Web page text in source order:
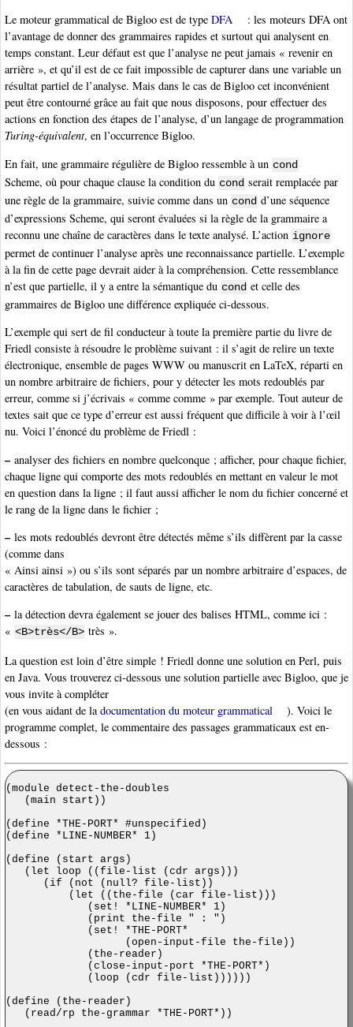
Le moteur grammatical de Bigloo est de type DFA
: les moteurs DFA ont
l’avantage de donner des grammaires rapides et surtout qui analysent en
temps constant. Leur défaut est que l’analyse ne peut jamais « revenir en
arrière », et qu’il est de ce fait impossible de capturer dans une variable un
résultat partiel de l’analyse. Mais dans le cas de Bigloo cet inconvénient
peut être contourné grâce au fait que nous disposons, pour effectuer des
actions en fonction des étapes de l’analyse, d’un langage de programmation
Turing-équivalent, en l’occurrence Bigloo.
En fait, une grammaire régulière de Bigloo ressemble à un cond
Scheme, où pour chaque clause la condition du cond serait remplacée par
une règle de la grammaire, suivie comme dans un cond d’une séquence
d’expressions Scheme, qui seront évaluées si la règle de la grammaire a
reconnu une chaîne de caractères dans le texte analysé. L’action ignore
permet de continuer l’analyse après une reconnaissance partielle. L’exemple
à la fin de cette page devrait aider à la compréhension. Cette ressemblance
n’est que partielle, il y a entre la sémantique du cond et celle des
grammaires de Bigloo une différence expliquée ci-dessous.
L’exemple qui sert de fil conducteur à toute la première partie du livre de
Friedl consiste à résoudre le problème suivant : il s’agit de relire un texte
électronique, ensemble de pages WWW ou manuscrit en LaTeX, réparti en
un nombre arbitraire de fichiers, pour y détecter les mots redoublés par
erreur, comme si j’écrivais « comme comme » par exemple. Tout auteur de
textes sait que ce type d’erreur est aussi fréquent que difficile à voir à l’œil
nu. Voici l’énoncé du problème de Friedl :
–analyser des fichiers en nombre quelconque ; afficher, pour chaque fichier,
chaque ligne qui comporte des mots redoublés en mettant en valeur le mot
en question dans la ligne ; il faut aussi afficher le nom du fichier concerné et
le rang de la ligne dans le fichier ;
–les mots redoublés devront être détectés même s’ils diffèrent par la casse
(comme dans
« Ainsi ainsi ») ou s’ils sont séparés par un nombre arbitraire d’espaces, de
caractères de tabulation, de sauts de ligne, etc.
–la détection devra également se jouer des balises HTML, comme ici :
« <B>très</B> très ».
La question est loin d’être simple ! Friedl donne une solution en Perl, puis
en Java. Vous trouverez ci-dessous une solution partielle avec Bigloo, que je
vous invite à compléter
(en vous aidant de la documentation du moteur grammatical
). Voici le
programme complet, le commentaire des passages grammaticaux est en-
dessous :